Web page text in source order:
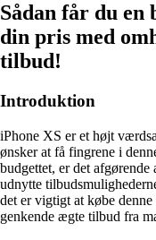
Sådan får du
din pris med
tilbud!
Introduktion
iPhone XS er et højt
ønsker at få fingrene i
budgettet, er det
udnytte
det er vigtigt at købe
genkende ægte tilbud fra